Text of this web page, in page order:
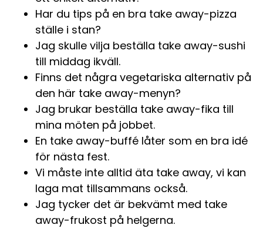
Har du tips på en bra take away-pizza
ställe i stan?
Jag skulle vilja beställa take away-sushi
till middag ikväll.
Finns det några vegetariska alternativ på
den här take away-menyn?
Jag brukar beställa take away-fika till
mina möten på jobbet.
En take away-buffé låter som en bra idé
för nästa fest.
Vi måste inte alltid äta take away, vi kan
laga mat tillsammans också.
Jag tycker det är bekvämt med take
away-frukost på helgerna.